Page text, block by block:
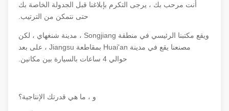
أنت مرحب بك ، يرجى التكرم بإبلاغنا قبل الجدولة الخاصة بك
حتى نتمكن من الترتيب.
ويقع مكتبنا الرئيسي في منطقة Songjiang ، مدينة شنغهاي ، لكن
مصنعنا يقع في مدينة Huai'an بمقاطعة Jiangsu ، على بعد
حوالي 4 ساعات بالسيارة بين مكانين.
و ، ما هي قدرتك الإنتاجية؟